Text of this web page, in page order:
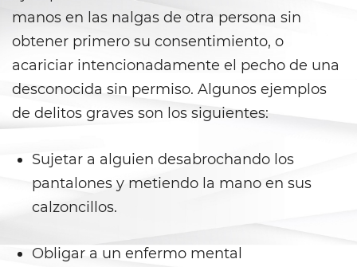
Invasión de Propiedad Ajena
Vandalismo
Delitos de Armas
Descarga Negligente de un
Fuera
manos en las nalgas de otra persona sin
obtener primero su consentimiento, o
acariciar intencionadamente el pecho de una
desconocida sin permiso. Algunos ejemplos
de delitos graves son los siguientes:
Sujetar a alguien desabrochando los
pantalones y metiendo la mano en sus
calzoncillos.
Obligar a un enfermo mental